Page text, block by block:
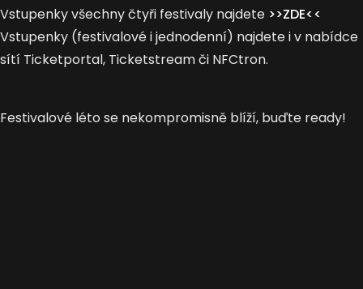
Vstupenky všechny čtyři festivaly najdete >>ZDE<<
Vstupenky (festivalové i jednodenní) najdete i v nabídce
sítí Ticketportal, Ticketstream či NFCtron.
Festivalové léto se nekompromisně blíží, buďte ready!